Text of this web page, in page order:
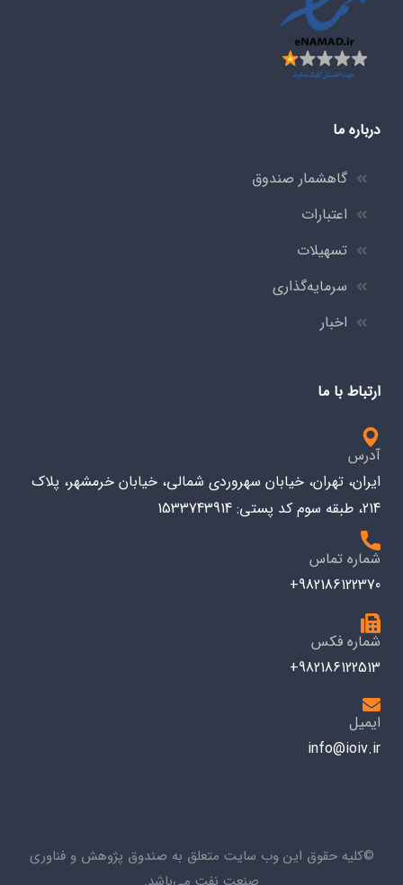
درباره ما
گاهشمار صندوق
اعتبارات
تسهیلات
سرمایه‌گذاری
اخبار
ارتباط با ما
آدرس
ایران، تهران، خیابان سهروردی شمالی، خیابان خرمشهر، پلاک
214، طبقه سوم کد پستی: 1533743914
شماره تماس
982186122370+
شماره فکس
982186122513+
ایمیل
info@ioiv.ir
©کلیه حقوق این وب سایت متعلق به صندوق پژوهش و فناوری